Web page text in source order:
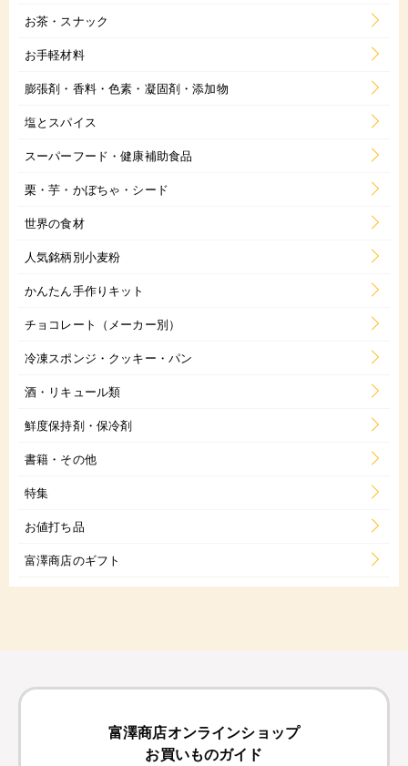
お茶・スナック
お手軽材料
膨張剤・香料・色素・凝固剤・添加物
塩とスパイス
スーパーフード・健康補助食品
栗・芋・かぼちゃ・シード
世界の食材
人気銘柄別小麦粉
かんたん手作りキット
チョコレート（メーカー別）
冷凍スポンジ・クッキー・パン
酒・リキュール類
鮮度保持剤・保冷剤
書籍・その他
特集
お値打ち品
富澤商店のギフト
富澤商店オンラインショップ
お買いものガイド